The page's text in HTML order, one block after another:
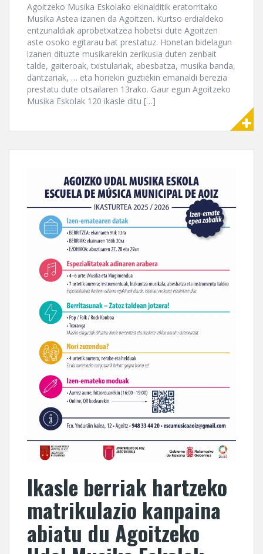
Agoitzeko Musika Eskolako ekinalditik eratorritako
Musika Astea izanen da Agoitzen. Kurtso erdialdeko
entzunaldiak aprobetxatzea hobetsi dute Agoitzen
aste osoko egitarau bat prestatuz. Honetan bidelagun
izanen dituzte musikarekin zerikusia duten zenbait
talde, gaiteroak, txistulariak, abesbatza, musika banda,
dantzariak, … eta horiekin guztiekin emanaldi berezia
prestatu dute otsailaren 13rako. Gaur egun Agoitzeko
Musika Eskolak 120 ikasle ditu […]
Ikasle berriak hartzeko
matrikulazio kanpaina
abiatu du Agoitzeko